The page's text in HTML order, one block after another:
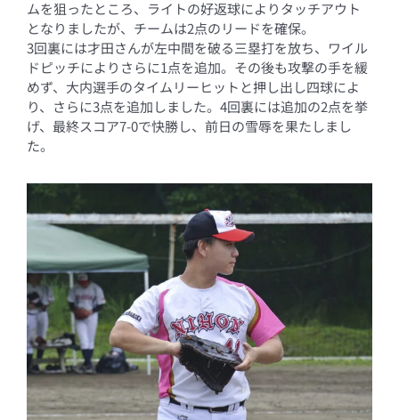
ムを狙ったところ、ライトの好返球によりタッチアウト
となりましたが、チームは2点のリードを確保。
3回裏には才田さんが左中間を破る三塁打を放ち、ワイル
ドピッチによりさらに1点を追加。その後も攻撃の手を緩
めず、大内選手のタイムリーヒットと押し出し四球によ
り、さらに3点を追加しました。4回裏には追加の2点を挙
げ、最終スコア7-0で快勝し、前日の雪辱を果たしまし
た。